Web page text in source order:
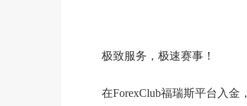
极致服务，极速赛事！
在ForexClub福瑞斯平台入